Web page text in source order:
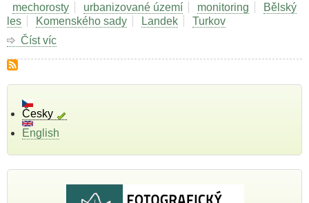
mechorosty
urbanizované území monitoring
Bělský
les
Komenského sady Landek
Turkov
Číst víc
mechorostů
města
Ostravy.
Česky
English